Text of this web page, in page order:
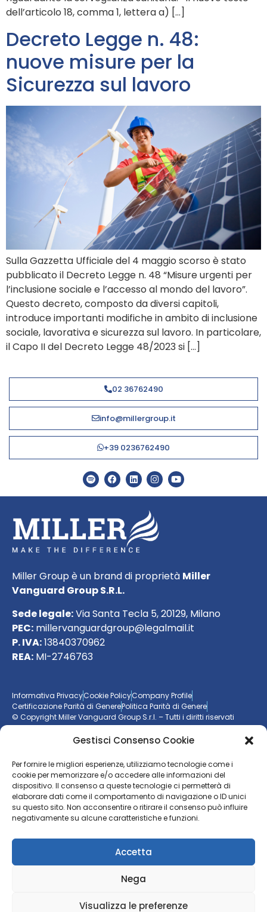
Gestisci Consenso Cookie
Per fornire le migliori esperienze, utilizziamo tecnologie come i
cookie per memorizzare e/o accedere alle informazioni del
dispositivo. Il consenso a queste tecnologie ci permetterà di
elaborare dati come il comportamento di navigazione o ID unici
su questo sito. Non acconsentire o ritirare il consenso può influire
negativamente su alcune caratteristiche e funzioni.
Accetta
Nega
Visualizza le preferenze
dell’articolo 18, comma 1, lettera a) […]
Decreto Legge n. 48:
nuove misure per la
Sicurezza sul lavoro
Sulla Gazzetta Ufficiale del 4 maggio scorso è stato
pubblicato il Decreto Legge n. 48 “Misure urgenti per
l’inclusione sociale e l’accesso al mondo del lavoro”.
Questo decreto, composto da diversi capitoli,
introduce importanti modifiche in ambito di inclusione
sociale, lavorativa e sicurezza sul lavoro. In particolare,
il Capo II del Decreto Legge 48/2023 si […]
02 36762490
info@millergroup.it
+39 0236762490
Miller Group è un brand di proprietà Miller
Vanguard Group S.R.L.
Sede legale:Via Santa Tecla 5, 20129, Milano
PEC: millervanguardgroup@legalmail.it
P. IVA:13840370962
REA: MI-2746763
Informativa PrivacyCookie PolicyCompany Profile
Certificazione Parità di GenerePolitica Parità di Genere
© Copyright Miller Vanguard Group S.r.l. – Tutti i diritti riservati
Vuoi essere aggiornato sul mondo delle imprese?
Resta sempre un passo avanti con la nostranewsletter
ISCRIVITI ALLA NEWSLETTER